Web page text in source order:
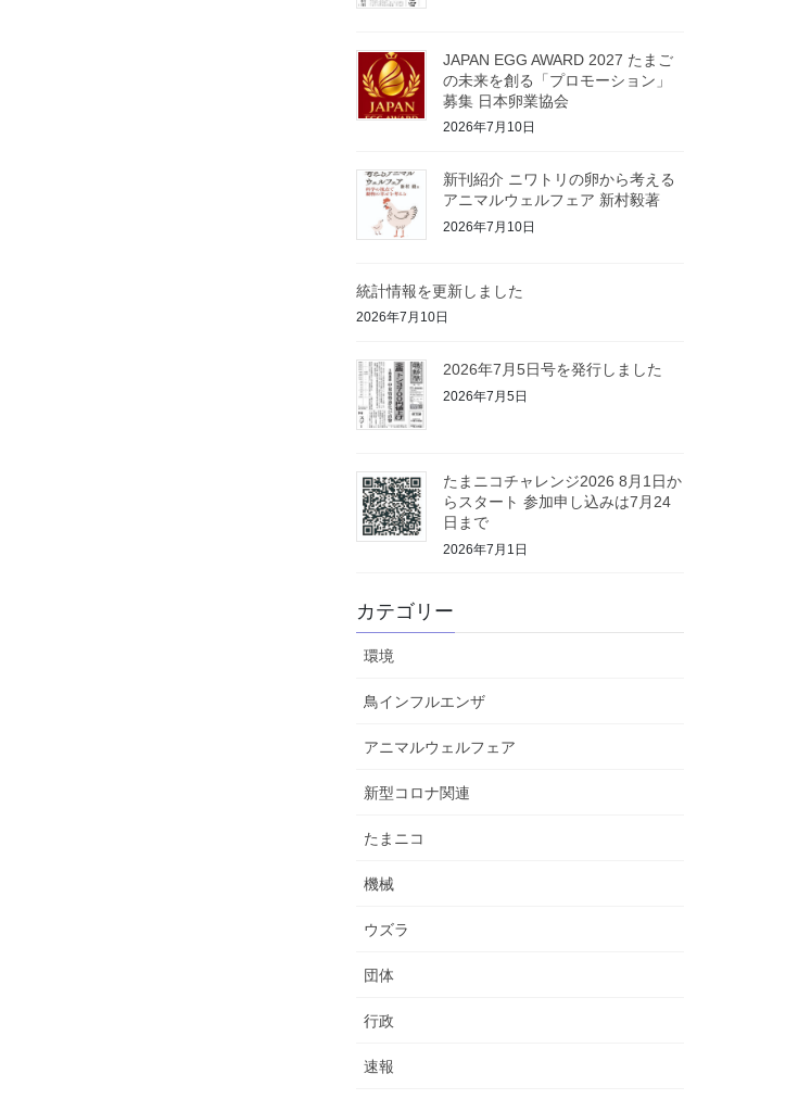
JAPAN EGG AWARD 2027 たまご
の未来を創る「プロモーション」
募集 日本卵業協会
2026年7月10日
新刊紹介 ニワトリの卵から考える
アニマルウェルフェア 新村毅著
2026年7月10日
統計情報を更新しました
2026年7月10日
2026年7月5日号を発行しました
2026年7月5日
たまニコチャレンジ2026 8月1日か
らスタート 参加申し込みは7月24
日まで
2026年7月1日
カテゴリー
環境
鳥インフルエンザ
アニマルウェルフェア
新型コロナ関連
たまニコ
機械
ウズラ
団体
行政
速報